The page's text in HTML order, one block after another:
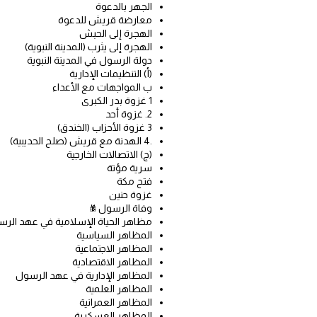
الجهر بالدعوة
معارضة قريش للدعوة
الهجرة إلى الحبش
الهجرة إلى يثرب (المدينة النبوية)
دولة الرسول في المدينة النبوية
(أ) التنظيمات الإدارية
ب المواجهات مع الأعداء
1 غزوة بدر الكبرى
2. غزوة أحد
3 غزوة الأحزاب (الخندق)
(ج) الاتصالات الخارجية
سرية مؤتة
فتح مكة
غزوة حنين
وفاة الرسول ﷺ
مظاهر الحياة الإسلامية في عهد
المظاهر السياسية
المظاهر الاجتماعية
المظاهر الاقتصادية
المظاهر الإدارية في عهد الرسول
المظاهر العلمية
المظاهر العمرانية